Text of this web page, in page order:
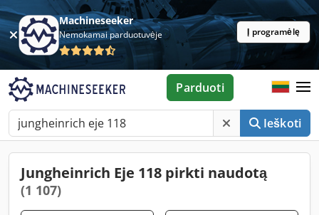
Machineseeker
Nemokamai parduotuvėje Į programėlę
Ieškoti
Parduoti
Jungheinrich Eje 118 pirkti naudotą
(1 107)